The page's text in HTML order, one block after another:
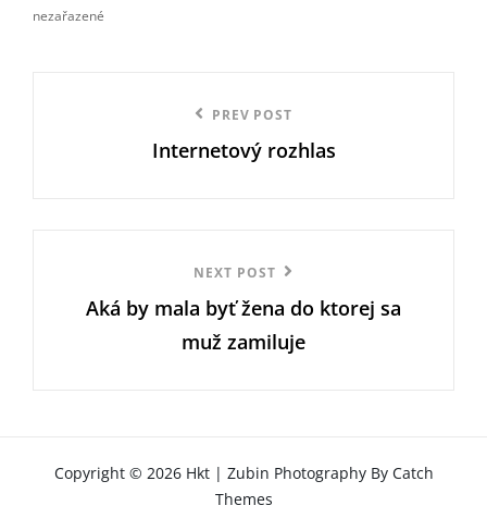
categories
nezařazené
PREV POST
Internetový rozhlas
Post
NEXT POST
Aká by mala byť žena do ktorej sa
muž zamiluje
Copyright © 2026 Hkt | Zubin Photography By Catch
Themes